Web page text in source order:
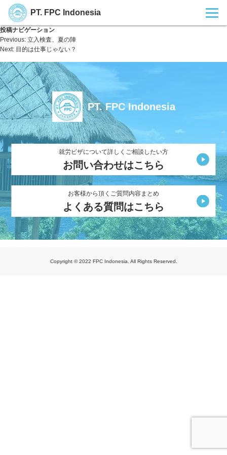
PT. FPC Indonesia
投稿ナビゲーション
Previous: 立入検査、夏の陣
Next: 目的は仕事じゃない？
PT. FPC Indonesia
就労ビザについて詳しくご相談したい方
お問い合わせはこちら
お客様から頂くご質問内容まとめ
よくある質問はこちら
Copyright © 2022 FPC Indonesia. All Rights Reserved.